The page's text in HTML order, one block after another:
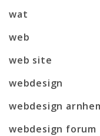
wat
web
web site
webdesign
webdesign
webdesign forum